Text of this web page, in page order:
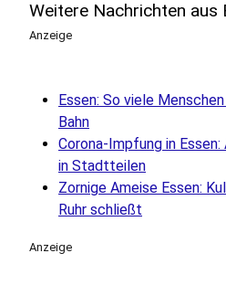
Weitere Nachrichten aus
Anzeige
Essen: So viele
Bahn
Corona-Impfung in
in Stadtteilen
Zornige Ameise Essen:
Ruhr schließt
Anzeige